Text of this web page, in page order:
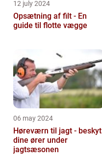
12 july 2024
Opsætning af filt - En
guide til flotte vægge
06 may 2024
Høreværn til jagt - beskyt
dine ører under
jagtsæsonen